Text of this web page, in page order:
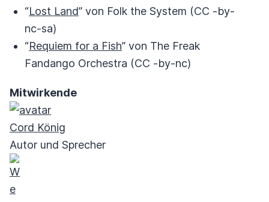
“Lost Land” von Folk the System (CC ‑by-
nc-sa)
“Requiem for a Fish” von The Freak
Fandango Orchestra (CC ‑by-nc)
Mitwirkende
Cord König
Autor und Sprecher